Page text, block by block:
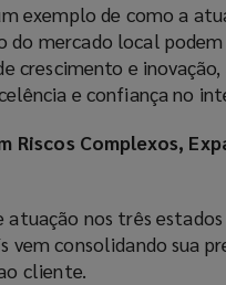
exemplo de como a
mercado local
crescimento e
e confiança no
Riscos Complexos,
atuação nos três
vem consolidando sua
cliente.